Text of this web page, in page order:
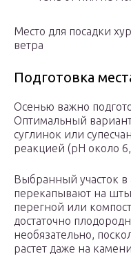
Место для посадки
ветра
Подготовка
Осенью важно
Оптимальный
суглинок или
реакцией (pH около
Выбранный участок в
перекапывают на
перегной или
достаточно
необязательно,
растет даже на